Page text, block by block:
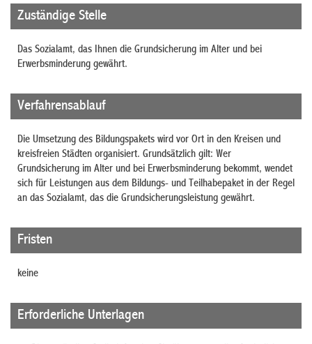
Zuständige Stelle
Das Sozialamt, das Ihnen die Grundsicherung im Alter und bei
Erwerbsminderung gewährt.
Verfahrensablauf
Die Umsetzung des Bildungspakets wird vor Ort in den Kreisen und
kreisfreien Städten organisiert. Grundsätzlich gilt: Wer
Grundsicherung im Alter und bei Erwerbsminderung bekommt, wendet
sich für Leistungen aus dem Bildungs- und Teilhabepaket in der Regel
an das Sozialamt, das die Grundsicherungsleistung gewährt.
Fristen
keine
Erforderliche Unterlagen